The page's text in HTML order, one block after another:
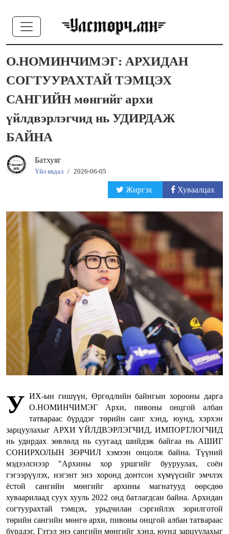
О.НОМИНЧИМЭГ: АРХИДАН
СОГТУУРАХТАЙ ТЭМЦЭХ
САНГИЙН мөнгийг архи
үйлдвэрлэгчид нь УДИРДАЖ
БАЙНА
Батхуяг
Үйл явдал / 2026-06-05
Жиргэх Хуваалцах
У ИХ-ын гишүүн, Өргөдлийн байнгын хорооны дарга
О.НОМИНЧИМЭГ Архи, пивоны онцгой албан
татвараас бүрддэг төрийн санг хэнд, юунд, хэрхэн
зарцуулахыг АРХИ ҮЙЛДВЭРЛЭГЧИД, ИМПОРТЛОГЧИД
нь удирдах зөвлөлд нь суугаад шийдэж байгаа нь АШИГ
СОНИРХОЛЫН ЗӨРЧИЛ хэмээн онцолж байна. Түүний
мэдээлснээр "Архины хор уршгийг бууруулах, соён
гэгээрүүлэх, нэгэнт энэ хоронд донтсон хүмүүсийг эмчлэх
ёстой сангийн мөнгийг архины магнатууд өөрсдөө
хуваарилаад суух хууль 2022 онд батлагдсан байна. Архидан
согтуурахтай тэмцэх, урьдчилан сэргийлэх зорилготой
төрийн сангийн мөнгө архи, пивоны онцгой албан татвараас
бүрддэг. Гэтэл энэ сангийн мөнгийг хэнд, юунд зарцуулахыг